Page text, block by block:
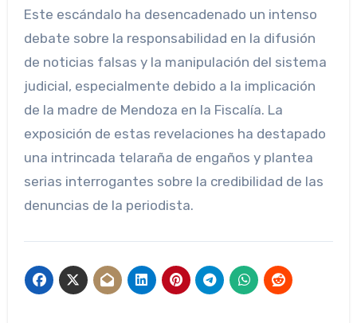
Este escándalo ha desencadenado un intenso
debate sobre la responsabilidad en la difusión
de noticias falsas y la manipulación del sistema
judicial, especialmente debido a la implicación
de la madre de Mendoza en la Fiscalía. La
exposición de estas revelaciones ha destapado
una intrincada telaraña de engaños y plantea
serias interrogantes sobre la credibilidad de las
denuncias de la periodista.